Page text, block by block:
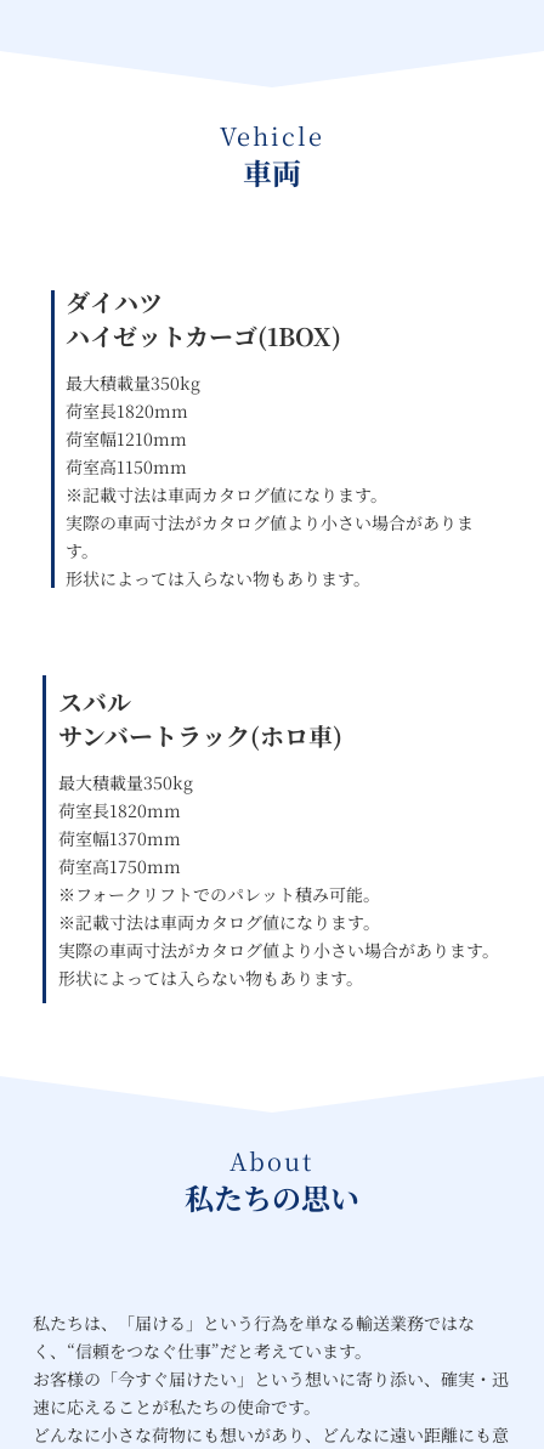
Vehicle
車両
ダイハツ
ハイゼットカーゴ(1BOX)
最大積載量350kg
荷室長1820mm
荷室幅1210mm
荷室高1150mm
※記載寸法は車両カタログ値になります。
実際の車両寸法がカタログ値より小さい場合がありま
す。
形状によっては入らない物もあります。
スバル
サンバートラック(ホロ車)
最大積載量350kg
荷室長1820mm
荷室幅1370mm
荷室高1750mm
※フォークリフトでのパレット積み可能。
※記載寸法は車両カタログ値になります。
実際の車両寸法がカタログ値より小さい場合があります。
形状によっては入らない物もあります。
​About
私たちの思い
私たちは、「届ける」という行為を単なる輸送業務ではな
く、“信頼をつなぐ仕事”だと考えています。
お客様の「今すぐ届けたい」という想いに寄り添い、確実・迅
速に応えることが私たちの使命です。
どんなに小さな荷物にも想いがあり、どんなに遠い距離にも意